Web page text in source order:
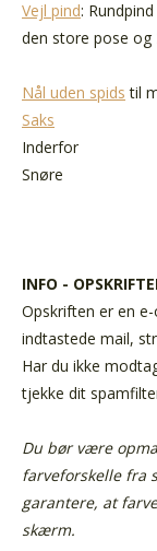
Vejl pind:
den store pose og
Nål uden spids til
Saks
Inderfor
Snøre
INFO -
Opskriften er en
indtastede mail,
Har du ikke
tjekke dit
Du bør være
farveforskelle fra
garantere, at
skærm.